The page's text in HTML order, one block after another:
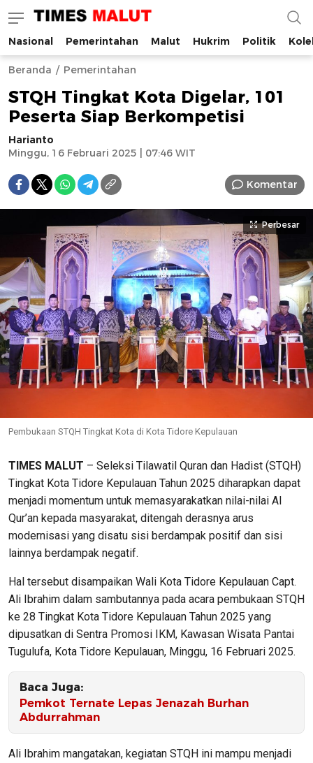
Times Malut
Berita Maluku Utara Terbaru
Nasional Pemerintahan Malut Hukrim Politik
Beranda Pemerintahan
STQH Tingkat Kota Digelar, 101
Peserta Siap Berkompetisi
Harianto
Minggu, 16 Februari 2025 | 07:46 WIT
Komentar
Perbesar
Pembukaan STQH Tingkat Kota di Kota Tidore Kepulauan
TIMES MALUT – Seleksi Tilawatil Quran dan Hadist (STQH)
Tingkat Kota Tidore Kepulauan Tahun 2025 diharapkan dapat
menjadi momentum untuk memasyarakatkan nilai-nilai Al
Qur’an kepada masyarakat, ditengah derasnya arus
modernisasi yang disatu sisi berdampak positif dan sisi
lainnya berdampak negatif.
Hal tersebut disampaikan Wali Kota Tidore Kepulauan Capt.
Ali Ibrahim dalam sambutannya pada acara pembukaan STQH
ke 28 Tingkat Kota Tidore Kepulauan Tahun 2025 yang
dipusatkan di Sentra Promosi IKM, Kawasan Wisata Pantai
Tugulufa, Kota Tidore Kepulauan, Minggu, 16 Februari 2025.
Baca Juga:
Pemkot Ternate Lepas Jenazah Burhan
Abdurrahman
Ali Ibrahim mangatakan, kegiatan STQH ini mampu menjadi